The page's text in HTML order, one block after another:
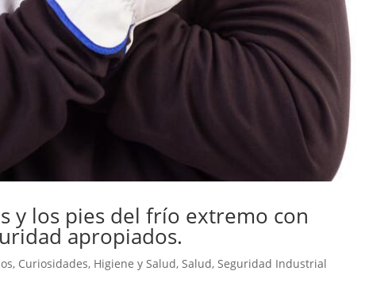
y los pies del frío extremo con
apropiados.
, Curiosidades, Higiene y Salud,Salud,Seguridad Industrial